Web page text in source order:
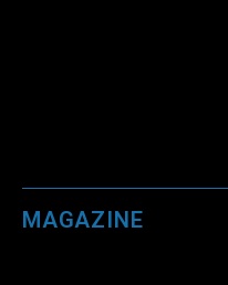
MAGAZINE